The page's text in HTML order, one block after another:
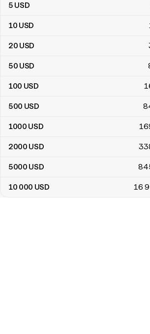
5 USD
10 USD
20 USD
50 USD
100 USD
500 USD
1000 USD
2000 USD
5000 USD
10 000 USD 16